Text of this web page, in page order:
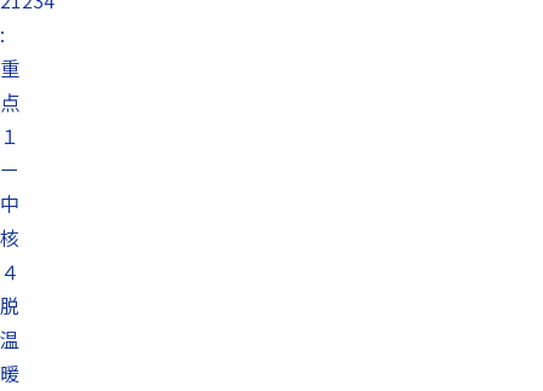
:
重
点
１
ー
中
核
４
脱
温
暖